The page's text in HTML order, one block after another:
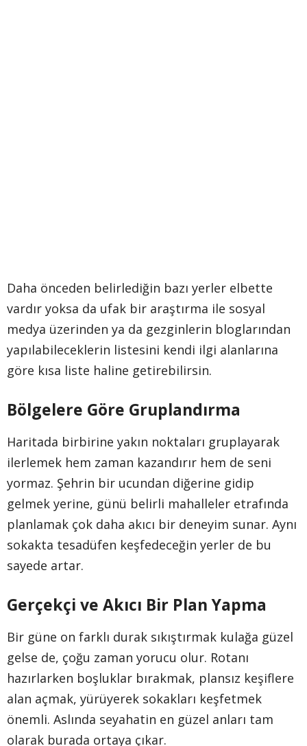
Daha önceden belirlediğin bazı yerler elbette
vardır yoksa da ufak bir araştırma ile sosyal
medya üzerinden ya da gezginlerin bloglarından
yapılabileceklerin listesini kendi ilgi alanlarına
göre kısa liste haline getirebilirsin.
Bölgelere Göre Gruplandırma
Haritada birbirine yakın noktaları gruplayarak
ilerlemek hem zaman kazandırır hem de seni
yormaz. Şehrin bir ucundan diğerine gidip
gelmek yerine, günü belirli mahalleler etrafında
planlamak çok daha akıcı bir deneyim sunar. Aynı
sokakta tesadüfen keşfedeceğin yerler de bu
sayede artar.
Gerçekçi ve Akıcı Bir Plan Yapma
Bir güne on farklı durak sıkıştırmak kulağa güzel
gelse de, çoğu zaman yorucu olur. Rotanı
hazırlarken boşluklar bırakmak, plansız keşiflere
alan açmak, yürüyerek sokakları keşfetmek
önemli. Aslında seyahatin en güzel anları tam
olarak burada ortaya çıkar.